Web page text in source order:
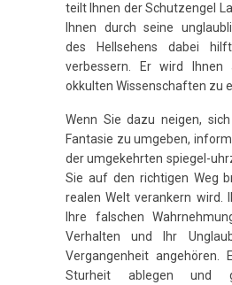
teilt Ihnen der Schutzengel
Ihnen durch seine
des Hellsehens dabei
verbessern. Er wird Ihnen
okkulten Wissenschaften zu
Wenn Sie dazu neigen,
Fantasie zu umgeben,
der umgekehrten spiegel-
Sie auf den richtigen Weg
realen Welt verankern wird.
Ihre falschen
Verhalten und Ihr
Vergangenheit angehören.
Sturheit ablegen und